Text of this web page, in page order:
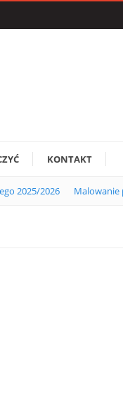
KONTAKT
2025/2026 Malowanie